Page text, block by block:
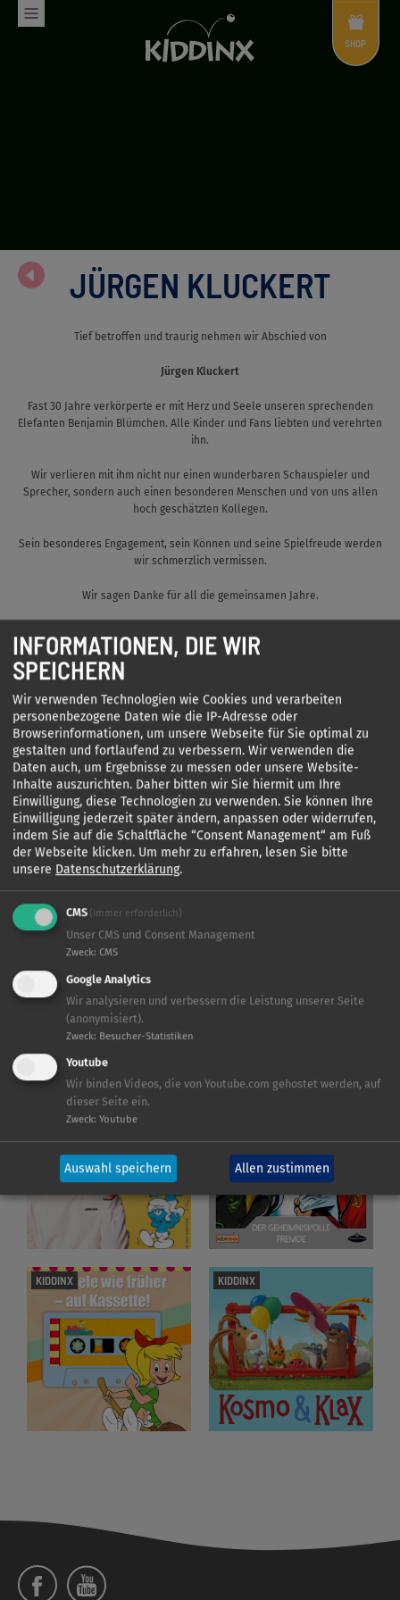
Shop
Menü
SHOP
JÜRGEN KLUCKERT
Tief betroffen und traurig nehmen wir Abschied von
Jürgen Kluckert
Fast 30 Jahre verkörperte er mit Herz und Seele unseren sprechenden
Elefanten Benjamin Blümchen. Alle Kinder und Fans liebten und verehrten
ihn.
Wir verlieren mit ihm nicht nur einen wunderbaren Schauspieler und
Sprecher, sondern auch einen besonderen Menschen und von uns allen
hoch geschätzten Kollegen.
Sein besonderes Engagement, sein Können und seine Spielfreude werden
wir schmerzlich vermissen.
Wir sagen Danke für all die gemeinsamen Jahre.
Die Geschäftsführung und alle Mitarbeiterinnen und Mitarbeiter
KIDDINX Studios GmbH
KIDDINX Media GmbH
Good Time Holding GmbH
KIDDINX
KIDDINX
KIDDINX KIDDINX
Social
Menü
INFORMATIONEN, DIE WIR
SPEICHERN
Wir verwenden Technologien wie Cookies und verarbeiten
personenbezogene Daten wie die IP-Adresse oder
Browserinformationen, um unsere Webseite für Sie optimal zu
gestalten und fortlaufend zu verbessern. Wir verwenden die
Daten auch, um Ergebnisse zu messen oder unsere Website-
Inhalte auszurichten. Daher bitten wir Sie hiermit um Ihre
Einwilligung, diese Technologien zu verwenden. Sie können Ihre
Einwilligung jederzeit später ändern, anpassen oder widerrufen,
indem Sie auf die Schaltfläche “Consent Management“ am Fuß
der Webseite klicken. Um mehr zu erfahren, lesen Sie bitte
unsere Datenschutzerklärung.
CMS (immer erforderlich)
Unser CMS und Consent Management
Zweck: CMS
Google Analytics
Wir analysieren und verbessern die Leistung unserer Seite
(anonymisiert).
Zweck: Besucher-Statistiken
Youtube
Wir binden Videos, die von Youtube.com gehostet werden, auf
dieser Seite ein.
Zweck: Youtube
Auswahl speichern Allen zustimmen